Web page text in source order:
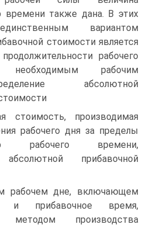
времени также дана. В этих
вариантом
стоимости является
рабочего
рабочим
абсолютной
стоимость, производимая
рабочего дня за пределы
рабочего времени,
абсолютной прибавочной
рабочем дне, включающем
и прибавочное время,
методом производства